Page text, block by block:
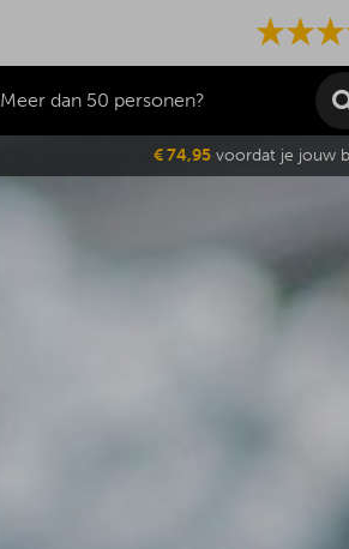
Meer dan 50 personen?
Winkelmand
€ 74,95 voordat je jouw